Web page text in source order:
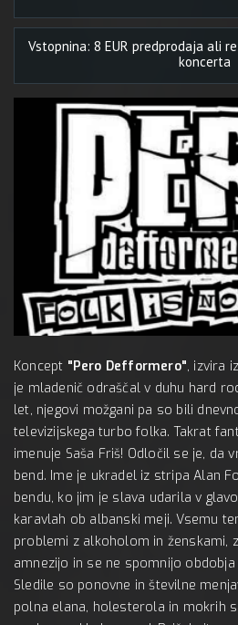
Vstopnina: 8 EUR predprodaja ali
koncerta
Koncept "Pero Defformero", izvira
je mladenič odraščal v duhu hard
let, njegovi možgani pa so bili
televizijskega turbo folka. Takrat
imenuje Saša Friš! Odločil se je, da
bend. Ime je ukradel iz stripa Alan
bendu, ko jim je slava udarila v
karavlah ob albanski meji. Vsemu
problemi z alkoholom in ženskami,
amnezijo in se ne spomnijo
Sledile so ponovne in številne
polna elana, holesterola in mokrih